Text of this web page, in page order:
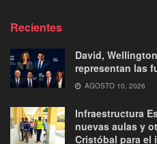
Recientes
David,
representan las
AGOSTO 10, 2026
Infraestructura
nuevas aulas y
Cristóbal para el